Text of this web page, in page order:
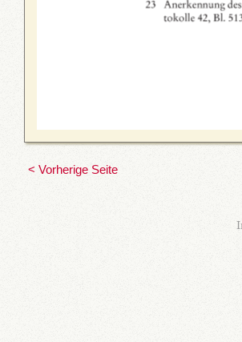
< Vorherige Seite